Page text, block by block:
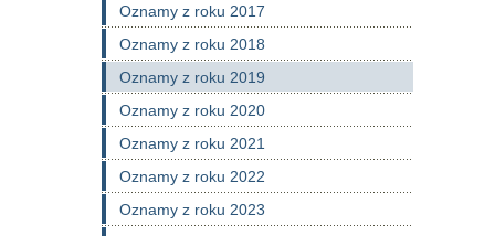
Oznamy z roku 2017
Oznamy z roku 2018
Oznamy z roku 2019
Oznamy z roku 2020
Oznamy z roku 2021
Oznamy z roku 2022
Oznamy z roku 2023